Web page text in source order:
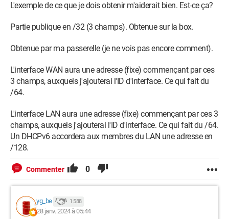
L'exemple de ce que je dois obtenir m'aiderait bien. Est-ce ça?
Partie publique en /32 (3 champs). Obtenue sur la box.
Obtenue par ma passerelle (je ne vois pas encore comment).
L'interface WAN aura une adresse (fixe) commençant par ces
3 champs, auxquels j'ajouterai l'ID d'interface. Ce qui fait du
/64.
L'interface LAN aura une adresse (fixe) commençant par ces 3
champs, auxquels j'ajouterai l'ID d'interface. Ce qui fait du /64.
Un DHCPv6 accordera aux membres du LAN une adresse en
/128.
Commenter 0
yg_be 1 588
28 janv. 2024 à 05:44